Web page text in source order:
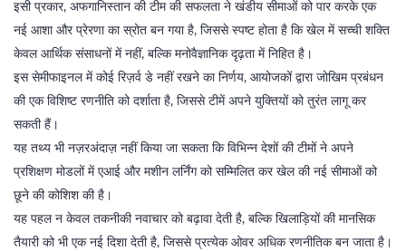
इसी प्रकार, अफगानिस्तान की टीम की सफलता ने खंडीय सीमाओं को पार करके एक
नई आशा और प्रेरणा का स्रोत बन गया है, जिससे स्पष्ट होता है कि खेल में सच्ची शक्ति
केवल आर्थिक संसाधनों में नहीं, बल्कि मनोवैज्ञानिक दृढ़ता में निहित है।
इस सेमीफाइनल में कोई रिज़र्व डे नहीं रखने का निर्णय, आयोजकों द्वारा जोखिम प्रबंधन
की एक विशिष्ट रणनीति को दर्शाता है, जिससे टीमें अपने युक्तियों को तुरंत लागू कर
सकती हैं।
यह तथ्य भी नज़रअंदाज़ नहीं किया जा सकता कि विभिन्न देशों की टीमों ने अपने
प्रशिक्षण मोडलों में एआई और मशीन लर्निंग को सम्मिलित कर खेल की नई सीमाओं को
छूने की कोशिश की है।
यह पहल न केवल तकनीकी नवाचार को बढ़ावा देती है, बल्कि खिलाड़ियों की मानसिक
तैयारी को भी एक नई दिशा देती है, जिससे प्रत्येक ओवर अधिक रणनीतिक बन जाता है।